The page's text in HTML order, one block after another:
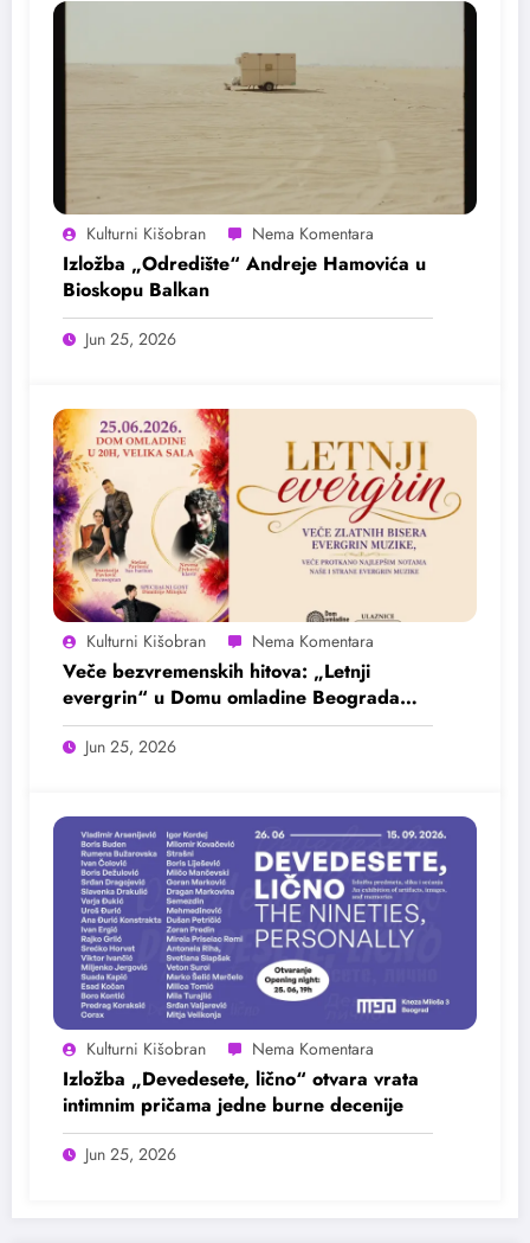
Kulturni Kišobran
Izložba „Odredište“ Andreje Hamovića u
Bioskopu Balkan
Jun 25, 2026
Kulturni Kišobran
Veče bezvremenskih hitova: „Letnji
evergrin“ u Domu omladine Beograda
25. juna
Jun 25, 2026
Kulturni Kišobran
Izložba „Devedesete, lično“ otvara vrata
intimnim pričama jedne burne decenije
Jun 25, 2026